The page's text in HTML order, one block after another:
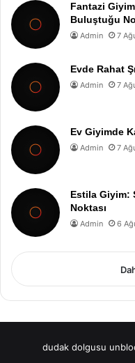
Fantazi Giyim
Buluştuğu
Admin 7
Evde Rahat
Admin 7
Ev Giyimde
Admin 7
Estila Giyim:
Noktası
Admin 6
dudak dolgusu